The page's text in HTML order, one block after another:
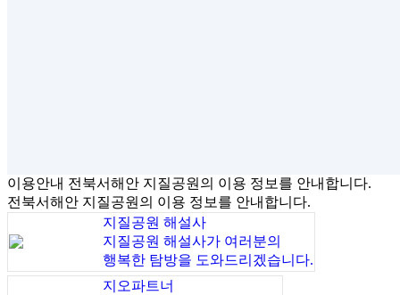
이용안내 전북서해안 지질공원의 이용 정보를 안내합니다.
전북서해안 지질공원의 이용 정보를 안내합니다.
지질공원 해설사
지질공원 해설사가 여러분의
행복한 탐방을 도와드리겠습니다.
지오파트너